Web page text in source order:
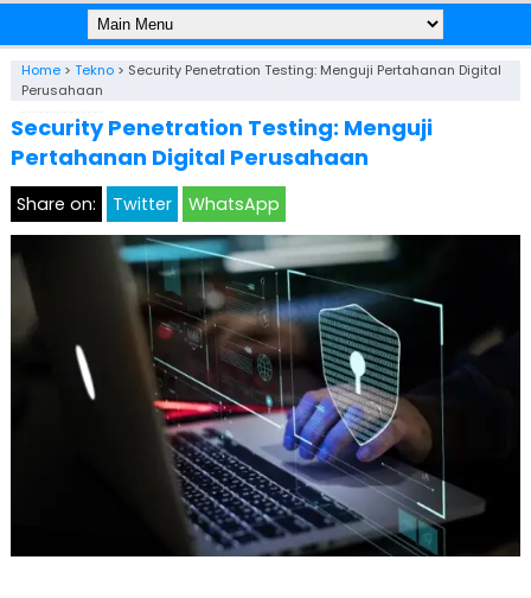
Home> Tekno> Security Penetration Testing: Menguji Pertahanan Digital
Perusahaan
Security Penetration Testing: Menguji
Pertahanan Digital Perusahaan
Share on: Twitter WhatsApp